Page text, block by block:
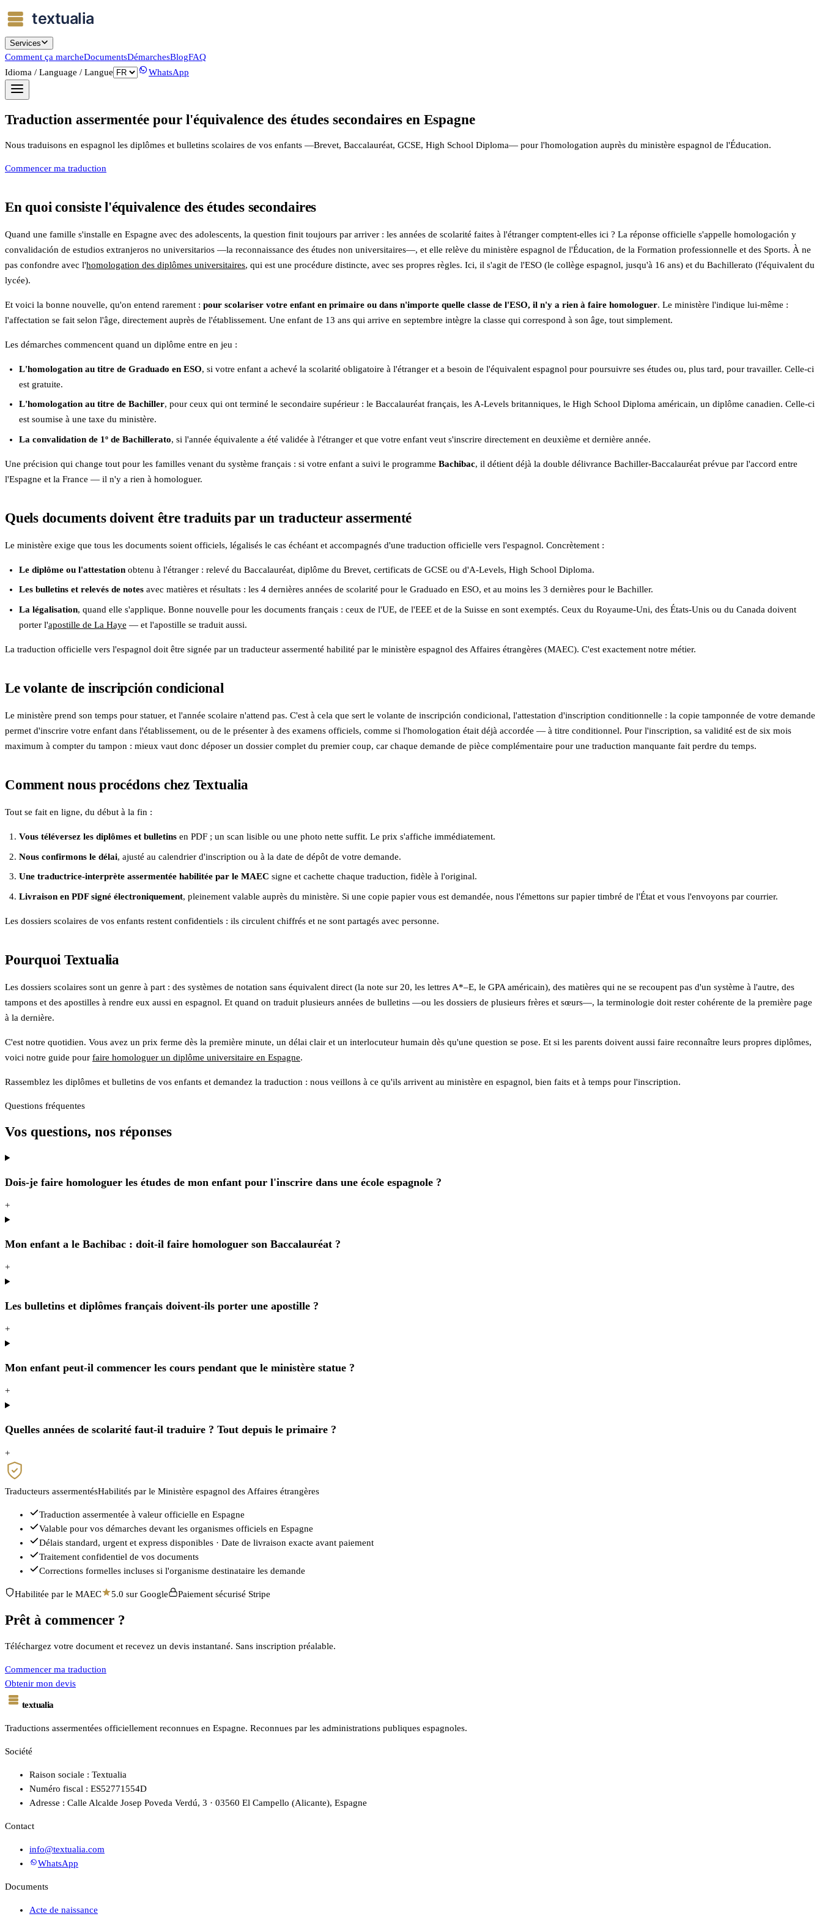
Services
Comment ça marcheDocumentsDémarchesBlogFAQ
Idioma / Language / Langue
WhatsApp
Traduction assermentée pour l'équivalence des études secondaires en Espagne
Nous traduisons en espagnol les diplômes et bulletins scolaires de vos enfants —Brevet, Baccalauréat, GCSE, High School Diploma— pour l'homologation auprès du ministère espagnol de l'Éducation.
Commencer ma traduction
En quoi consiste l'équivalence des études secondaires
Quand une famille s'installe en Espagne avec des adolescents, la question finit toujours par arriver : les années de scolarité faites à l'étranger comptent-elles ici ? La réponse officielle s'appelle homologación y
convalidación de estudios extranjeros no universitarios —la reconnaissance des études non universitaires—, et elle relève du ministère espagnol de l'Éducation, de la Formation professionnelle et des Sports. À ne
pas confondre avec l'homologation des diplômes universitaires, qui est une procédure distincte, avec ses propres règles. Ici, il s'agit de l'ESO (le collège espagnol, jusqu'à 16 ans) et du Bachillerato (l'équivalent du
lycée).
Et voici la bonne nouvelle, qu'on entend rarement : pour scolariser votre enfant en primaire ou dans n'importe quelle classe de l'ESO, il n'y a rien à faire homologuer. Le ministère l'indique lui-même :
l'affectation se fait selon l'âge, directement auprès de l'établissement. Une enfant de 13 ans qui arrive en septembre intègre la classe qui correspond à son âge, tout simplement.
Les démarches commencent quand un diplôme entre en jeu :
L'homologation au titre de Graduado en ESO, si votre enfant a achevé la scolarité obligatoire à l'étranger et a besoin de l'équivalent espagnol pour poursuivre ses études ou, plus tard, pour travailler. Celle-ci
est gratuite.
L'homologation au titre de Bachiller, pour ceux qui ont terminé le secondaire supérieur : le Baccalauréat français, les A-Levels britanniques, le High School Diploma américain, un diplôme canadien. Celle-ci
est soumise à une taxe du ministère.
La convalidation de 1º de Bachillerato, si l'année équivalente a été validée à l'étranger et que votre enfant veut s'inscrire directement en deuxième et dernière année.
Une précision qui change tout pour les familles venant du système français : si votre enfant a suivi le programme Bachibac, il détient déjà la double délivrance Bachiller-Baccalauréat prévue par l'accord entre
l'Espagne et la France — il n'y a rien à homologuer.
Quels documents doivent être traduits par un traducteur assermenté
Le ministère exige que tous les documents soient officiels, légalisés le cas échéant et accompagnés d'une traduction officielle vers l'espagnol. Concrètement :
Le diplôme ou l'attestationobtenu à l'étranger : relevé du Baccalauréat, diplôme du Brevet, certificats de GCSE ou d'A-Levels, High School Diploma.
Les bulletins et relevés de notesavec matières et résultats : les 4 dernières années de scolarité pour le Graduado en ESO, et au moins les 3 dernières pour le Bachiller.
La légalisation, quand elle s'applique. Bonne nouvelle pour les documents français : ceux de l'UE, de l'EEE et de la Suisse en sont exemptés. Ceux du Royaume-Uni, des États-Unis ou du Canada doivent
porter l'apostille de La Haye — et l'apostille se traduit aussi.
La traduction officielle vers l'espagnol doit être signée par un traducteur assermenté habilité par le ministère espagnol des Affaires étrangères (MAEC). C'est exactement notre métier.
Le volante de inscripción condicional
Le ministère prend son temps pour statuer, et l'année scolaire n'attend pas. C'est à cela que sert le volante de inscripción condicional, l'attestation d'inscription conditionnelle : la copie tamponnée de votre demande
permet d'inscrire votre enfant dans l'établissement, ou de le présenter à des examens officiels, comme si l'homologation était déjà accordée — à titre conditionnel. Pour l'inscription, sa validité est de six mois
maximum à compter du tampon : mieux vaut donc déposer un dossier complet du premier coup, car chaque demande de pièce complémentaire pour une traduction manquante fait perdre du temps.
Comment nous procédons chez Textualia
Tout se fait en ligne, du début à la fin :
Vous téléversez les diplômes et bulletinsen PDF ; un scan lisible ou une photo nette suffit. Le prix s'affiche immédiatement.
Nous confirmons le délai, ajusté au calendrier d'inscription ou à la date de dépôt de votre demande.
Une traductrice-interprète assermentée habilitée par le MAEC signe et cachette chaque traduction, fidèle à l'original.
Livraison en PDF signé électroniquement, pleinement valable auprès du ministère. Si une copie papier vous est demandée, nous l'émettons sur papier timbré de l'État et vous l'envoyons par courrier.
Les dossiers scolaires de vos enfants restent confidentiels : ils circulent chiffrés et ne sont partagés avec personne.
Pourquoi Textualia
Les dossiers scolaires sont un genre à part : des systèmes de notation sans équivalent direct (la note sur 20, les lettres A*–E, le GPA américain), des matières qui ne se recoupent pas d'un système à l'autre, des
tampons et des apostilles à rendre eux aussi en espagnol. Et quand on traduit plusieurs années de bulletins —ou les dossiers de plusieurs frères et sœurs—, la terminologie doit rester cohérente de la première page
à la dernière.
C'est notre quotidien. Vous avez un prix ferme dès la première minute, un délai clair et un interlocuteur humain dès qu'une question se pose. Et si les parents doivent aussi faire reconnaître leurs propres diplômes,
voici notre guide pour faire homologuer un diplôme universitaire en Espagne.
Rassemblez les diplômes et bulletins de vos enfants et demandez la traduction : nous veillons à ce qu'ils arrivent au ministère en espagnol, bien faits et à temps pour l'inscription.
Questions fréquentes
Vos questions, nos réponses
Dois-je faire homologuer les études de mon enfant pour l'inscrire dans une école espagnole ?
+
Mon enfant a le Bachibac : doit-il faire homologuer son Baccalauréat ?
+
Les bulletins et diplômes français doivent-ils porter une apostille ?
+
Mon enfant peut-il commencer les cours pendant que le ministère statue ?
+
Quelles années de scolarité faut-il traduire ? Tout depuis le primaire ?
+
Traducteurs assermentésHabilités par le Ministère espagnol des Affaires étrangères
Traduction assermentée à valeur officielle en Espagne
Valable pour vos démarches devant les organismes officiels en Espagne
Délais standard, urgent et express disponibles · Date de livraison exacte avant paiement
Traitement confidentiel de vos documents
Corrections formelles incluses si l'organisme destinataire les demande
Habilitée par le MAEC 5.0 sur Google Paiement sécurisé Stripe
Prêt à commencer ?
Téléchargez votre document et recevez un devis instantané. Sans inscription préalable.
Commencer ma traduction
Obtenir mon devis
textualia
Traductions assermentées officiellement reconnues en Espagne. Reconnues par les administrations publiques espagnoles.
Société
Raison sociale : Textualia
Numéro fiscal : ES52771554D
Adresse : Calle Alcalde Josep Poveda Verdú, 3 · 03560 El Campello (Alicante), Espagne
Contact
info@textualia.com
WhatsApp
Documents
Acte de naissance